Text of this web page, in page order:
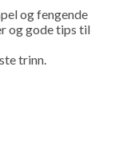
og fengende
og gode tips til
trinn.